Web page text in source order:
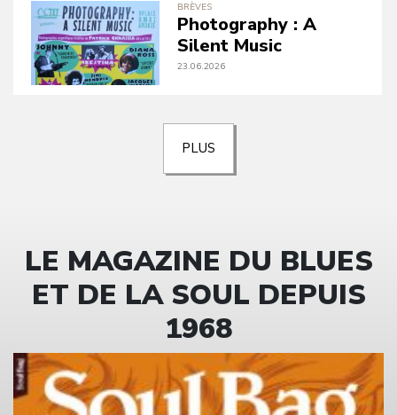
BRÈVES
Photography : A
Silent Music
23.06.2026
PLUS
LE MAGAZINE DU BLUES
ET DE LA SOUL DEPUIS
1968